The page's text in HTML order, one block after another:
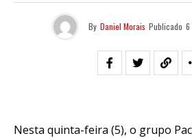
By Daniel Morais Publicado 6
Nesta quinta-feira (5), o grupo